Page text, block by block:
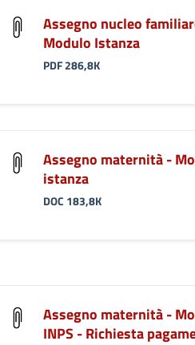
Assegno nucleo
Modulo Istanza
PDF 286,8K
Assegno maternità -
istanza
DOC 183,8K
Assegno maternità -
INPS - Richiesta